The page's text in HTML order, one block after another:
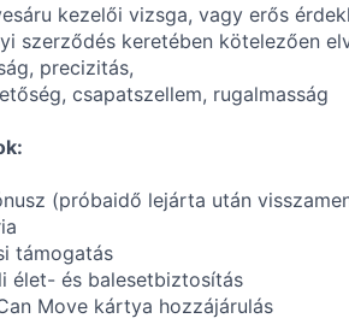
kezelői vizsga, vagy erős
szerződés keretében kötelezően
precizitás,
csapatszellem, rugalmasság
(próbaidő lejárta után
támogatás
élet- és balesetbiztosítás
Move kártya hozzájárulás